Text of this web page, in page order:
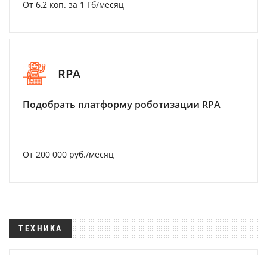
От 6,2 коп. за 1 Гб/месяц
RPA
Подобрать платформу роботизации RPA
От 200 000 руб./месяц
ТЕХНИКА